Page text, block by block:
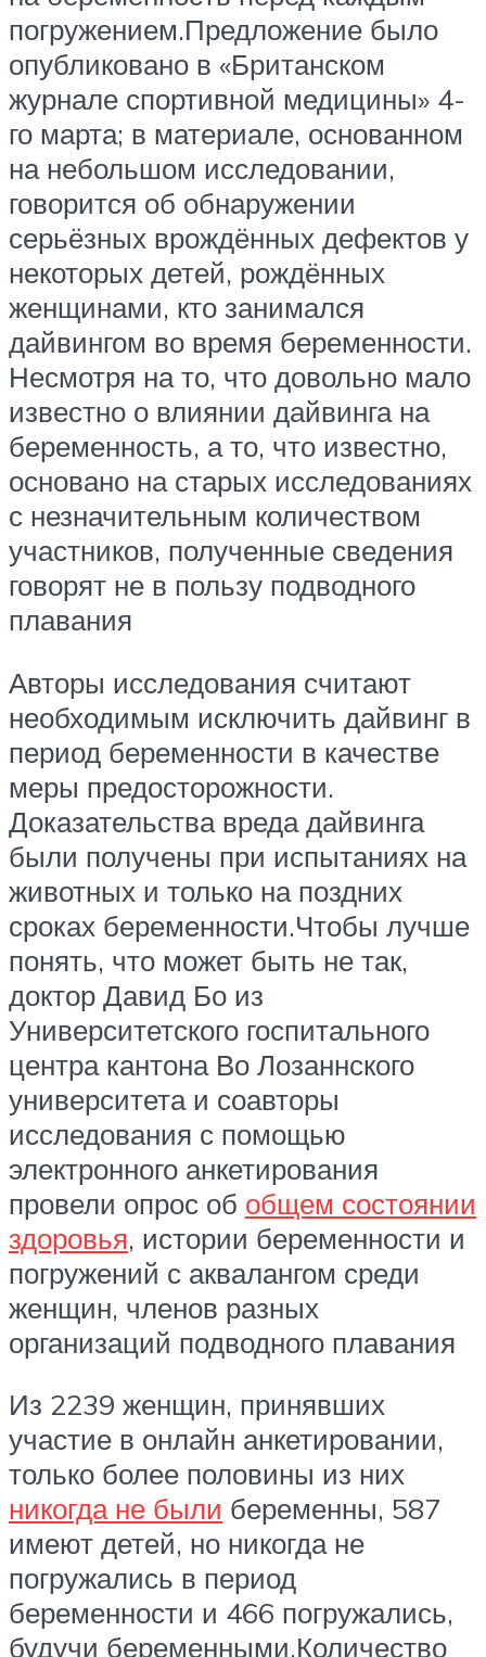
погружением.Предложение было
опубликовано в «Британском
журнале спортивной медицины» 4-
го марта; в материале, основанном
на небольшом исследовании,
говорится об обнаружении
серьёзных врождённых дефектов у
некоторых детей, рождённых
женщинами, кто занимался
дайвингом во время беременности.
Несмотря на то, что довольно мало
известно о влиянии дайвинга на
беременность, а то, что известно,
основано на старых исследованиях
с незначительным количеством
участников, полученные сведения
говорят не в пользу подводного
плавания
Авторы исследования считают
необходимым исключить дайвинг в
период беременности в качестве
меры предосторожности.
Доказательства вреда дайвинга
были получены при испытаниях на
животных и только на поздних
сроках беременности.Чтобы лучше
понять, что может быть не так,
доктор Давид Бо из
Университетского госпитального
центра кантона Во Лозаннского
университета и соавторы
исследования с помощью
электронного анкетирования
провели опрос об общем состоянии
здоровья, истории беременности и
погружений с аквалангом среди
женщин, членов разных
организаций подводного плавания
Из 2239 женщин, принявших
участие в онлайн анкетировании,
только более половины из них
никогда не были беременны, 587
имеют детей, но никогда не
погружались в период
беременности и 466 погружались,
будучи беременными.Количество